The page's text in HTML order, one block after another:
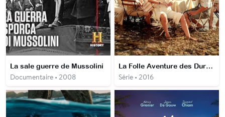
La sale guerre de Mussolini
Documentaire • 2008
La Folle Aventure des Durrell
Série • 2016